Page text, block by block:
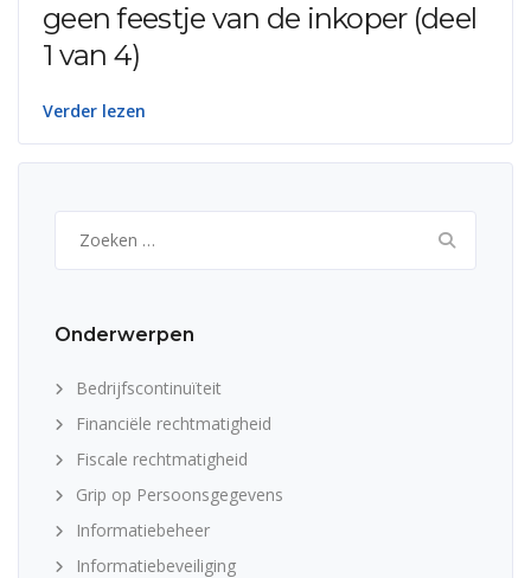
geen feestje van de inkoper (deel
1 van 4)
Verder lezen
naar:
Onderwerpen
Bedrijfscontinuïteit
Financiële rechtmatigheid
Fiscale rechtmatigheid
Grip op Persoonsgegevens
Informatiebeheer
Informatiebeveiliging